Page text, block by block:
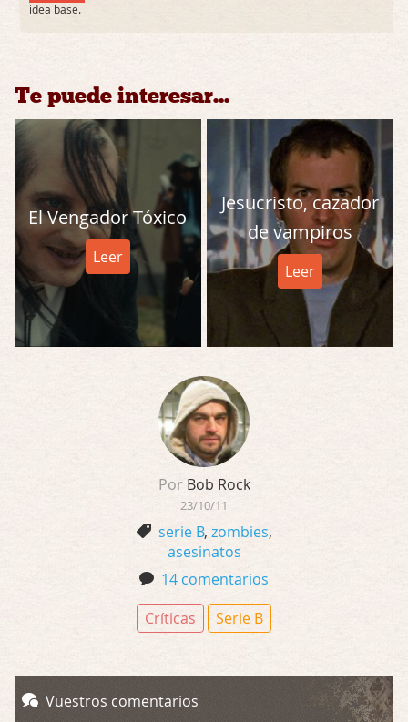
idea base.
Te puede interesar...
El Vengador Tóxico
Leer
Jesucristo, cazador
de vampiros
Leer
Por Bob Rock
23/10/11
serie B, zombies,
asesinatos
14 comentarios
Críticas
Serie B
Vuestros comentarios